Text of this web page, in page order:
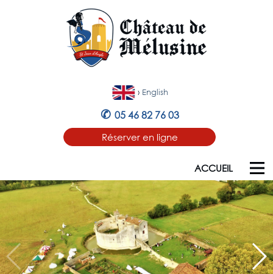
› English
✆ 05 46 82 76 03
Réserver en ligne
ACCUEIL